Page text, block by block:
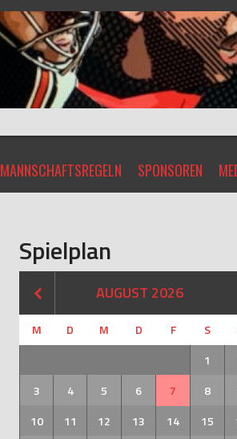
MANNSCHAFTSREGELN SPONSOREN
Spielplan
AUGUST 2026
M D M D F S
1
3
4 5 6 7 8
10
11 12 13 14 15